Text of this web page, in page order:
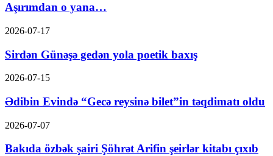
Aşırımdan o yana…
2026-07-17
Sirdən Günəşə gedən yola poetik baxış
2026-07-15
Ədibin Evində “Gecə reysinə bilet”in təqdimatı oldu
2026-07-07
Bakıda özbək şairi Şöhrət Arifin şeirlər kitabı çıxıb